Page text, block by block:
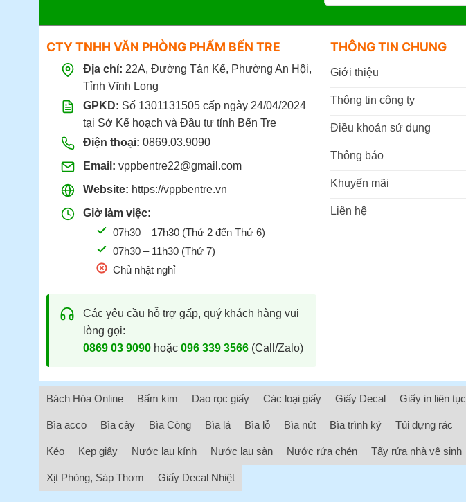
CTY TNHH VĂN PHÒNG PHẨM BẾN TRE
Địa chỉ: 22A, Đường Tán Kế, Phường An Hội,
Tỉnh Vĩnh Long
GPKD: Số 1301131505 cấp ngày 24/04/2024
tại Sở Kế hoạch và Đầu tư tỉnh Bến Tre
Điện thoại: 0869.03.9090
Email: vppbentre22@gmail.com
Website: https://vppbentre.vn
Giờ làm việc:
07h30 – 17h30 (Thứ 2 đến Thứ 6)
07h30 – 11h30 (Thứ 7)
Chủ nhật nghỉ
Các yêu cầu hỗ trợ gấp, quý khách hàng vui
lòng gọi:
0869 03 9090hoặc 096 339 3566(Call/Zalo)
THÔNG TIN CHUNG
Giới thiệu
Thông tin công ty
Điều khoản sử dụng
Thông báo
Khuyến mãi
Liên hệ
Bách Hóa Online Bấm kim Dao rọc giấy Các loại giấy Giấy Decal Giấy in liên tục
Bìa acco Bìa cây Bìa Còng Bìa lá Bìa lỗ Bìa nút Bìa trình ký Túi đựng rác
Kéo Kẹp giấy Nước lau kính Nước lau sàn Nước rửa chén Tẩy rửa nhà vệ sinh
Xịt Phòng, Sáp Thơm Giấy Decal Nhiệt